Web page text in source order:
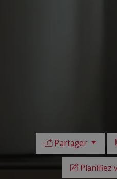
Partager
Planifiez